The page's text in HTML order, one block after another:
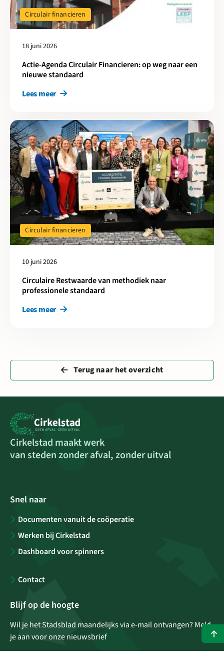
18 juni 2026
Actie-Agenda Circulair Financieren: op weg naar een
nieuwe standaard
Circulair financieren
Lees meer
10 juni 2026
Circulaire Restwaarde van methodiek naar
professionele standaard
Circulair financieren
Lees meer
Lees meer over Circulaire Restwaarde van methodiek naar
Terug naar het overzicht
Cirkelstad maakt werk
van steden zonder afval, zonder uitval
Snel naar
Documenten vanuit de coöperatie
Werken bij Cirkelstad
Dashboard voor spinners
Contact
Blijf op de hoogte
Wil je het Stadsblad maandelijks via e-mail ontvangen? Meld
je aan voor onze nieuwsbrief